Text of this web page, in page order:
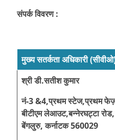
संपर्क विवरण :
मुख्य सतर्कता अधिकारी
श्री डी.सतीश कुमार
नं-3 &4,प्रथम स्टेज,प्रथम
बीटीएम लेआउट,बन्नेरघट्टा रोड,
बेंगलुरु, कर्नाटक 560029